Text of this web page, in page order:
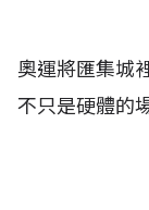
奧運將匯集城
不只是硬體的